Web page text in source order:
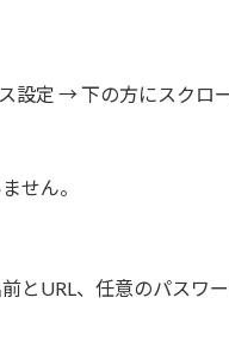
設定 → 下の方にスクロ
せん。
とURL、任意のパスワ